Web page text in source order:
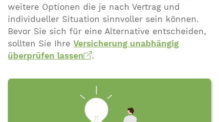
weitere Optionen die je nach Vertrag und
individueller Situation sinnvoller sein können.
Bevor Sie sich für eine Alternative entscheiden,
sollten Sie IhreVersicherung unabhängig
überprüfen lassen
.